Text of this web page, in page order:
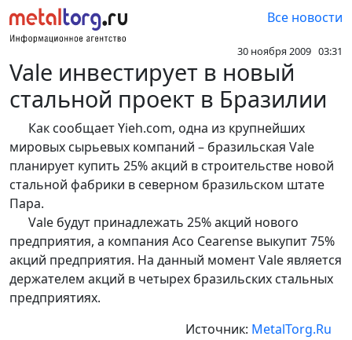
Все новости
30 ноября 2009 03:31
Vale инвестирует в новый
стальной проект в Бразилии
Как сообщает Yieh.com, одна из крупнейших
мировых сырьевых компаний – бразильская Vale
планирует купить 25% акций в строительстве новой
стальной фабрики в северном бразильском штате
Пара.
Vale будут принадлежать 25% акций нового
предприятия, а компания Aco Cearense выкупит 75%
акций предприятия. На данный момент Vale является
держателем акций в четырех бразильских стальных
предприятиях.
Источник: MetalTorg.Ru